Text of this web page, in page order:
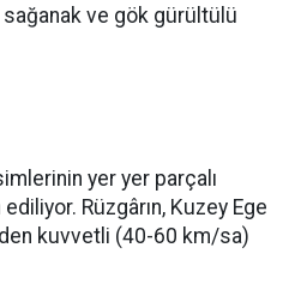
ve gök gürültülü
yer yer parçalı
Rüzgârın, Kuzey Ege
kuvvetli (40-60 km/sa)